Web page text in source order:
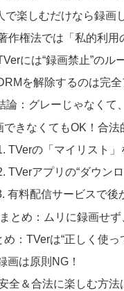
で楽しむだけなら録画
作権法では「私的利用
には“録画禁止”のル
を解除するのは完全
論：グレーじゃなくて
できなくてもOK！合
TVerの「マイリスト」
TVerアプリの“ダウン
有料配信サービスで後
まとめ：ムリに録画せ
め：TVerは“正しく使っ
画は原則NG！
全＆合法に楽しむ方法